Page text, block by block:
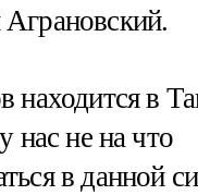
находится в
нас не на что
в данной